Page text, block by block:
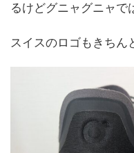
るけどグニャグニャで
スイスのロゴもきちん